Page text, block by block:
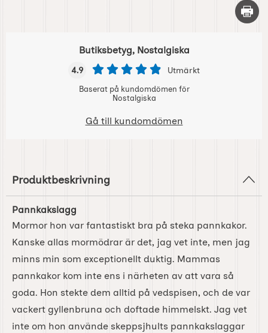
Skriv
Butiksbetyg, Nostalgiska
4.9 Utmärkt
Baserat på kundomdömen för
Nostalgiska
Gå till kundomdömen
Produktbeskrivning
Pannkakslagg
Mormor hon var fantastiskt bra på steka pannkakor.
Kanske allas mormödrar är det, jag vet inte, men jag
minns min som exceptionellt duktig. Mammas
pannkakor kom inte ens i närheten av att vara så
goda. Hon stekte dem alltid på vedspisen, och de var
vackert gyllenbruna och doftade himmelskt. Jag vet
inte om hon använde skeppsjhults pannkakslaggar